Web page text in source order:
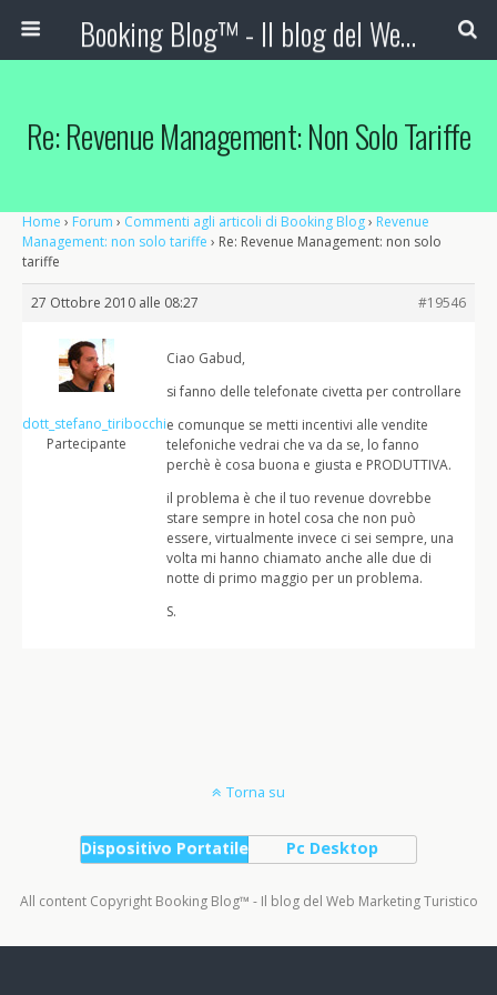
Booking Blog™ - Il blog del Web Marketing Turistico
Re: Revenue Management: Non Solo Tariffe
Home › Forum › Commenti agli articoli di Booking Blog› Revenue
Management: non solo tariffe › Re: Revenue Management: non solo
tariffe
27 Ottobre 2010 alle 08:27 #19546
dott_stefano_tiribocchi
Partecipante
Ciao Gabud,
si fanno delle telefonate civetta per controllare
e comunque se metti incentivi alle vendite
telefoniche vedrai che va da se, lo fanno
perchè è cosa buona e giusta e PRODUTTIVA.
il problema è che il tuo revenue dovrebbe
stare sempre in hotel cosa che non può
essere, virtualmente invece ci sei sempre, una
volta mi hanno chiamato anche alle due di
notte di primo maggio per un problema.
S.
Torna su
Dispositivo Portatile Pc Desktop
All content Copyright Booking Blog™ - Il blog del Web Marketing Turistico